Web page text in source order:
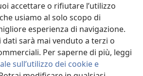
accettare o rifiutare l’utilizzo
usiamo al solo scopo di
esperienza di navigazione.
dati sarà mai venduto a terzi o
Per saperne di più, leggi
sull’utilizzo dei cookie e
®